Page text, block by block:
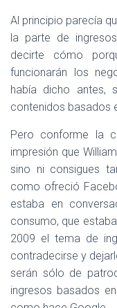
Al principio parecía
la parte de
decirte cómo
funcionarán los
había dicho antes,
contenidos basados
Pero conforme la
impresión que
sino ni consigues
como ofreció
estaba en
consumo, que
2009 el tema de
contradecirse y
serán sólo de
ingresos basados